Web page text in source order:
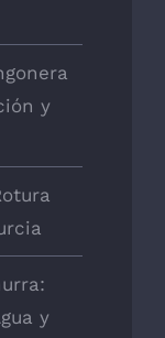
y
y